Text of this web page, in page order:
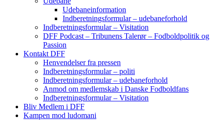
Udebaneinformation
Indberetningsformular – udebaneforhold
Indberetningsformular – Visitation
DFF Podcast – Tribunens Talerør – Fodboldpolitik og
Passion
Kontakt DFF
Henvendelser fra pressen
Indberetningsformular – politi
Indberetningsformular – udebaneforhold
Anmod om medlemskab i Danske Fodboldfans
Indberetningsformular – Visitation
Bliv Medlem i DFF
Kampen mod ludomani